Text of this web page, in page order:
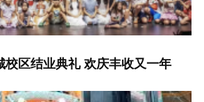
校区结业典礼 欢庆丰收又一年